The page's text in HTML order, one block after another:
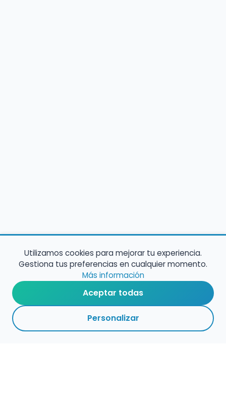
Utilizamos cookies para mejorar tu experiencia.
Gestiona tus preferencias en cualquier momento.
Más información
Aceptar todas
Personalizar